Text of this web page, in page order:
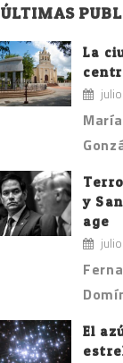
ÚLTIMAS
La
y
age
El